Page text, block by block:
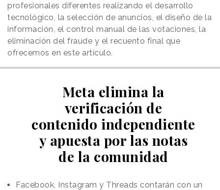
profesionales diferentes realizando el desarrollo
tecnológico, la selección de anuncios, el diseño de la
información, el control manual de las votaciones, la
eliminación del fraude y el recuento final que
ofrecemos en este artículo.
Meta elimina la
verificación de
contenido independiente
y apuesta por las notas
de la comunidad
Facebook, Instagram y Threads contarán con un